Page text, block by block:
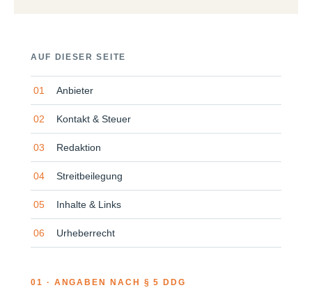
AUF DIESER SEITE
Anbieter
Kontakt & Steuer
Redaktion
Streitbeilegung
Inhalte & Links
Urheberrecht
01 · ANGABEN NACH § 5 DDG